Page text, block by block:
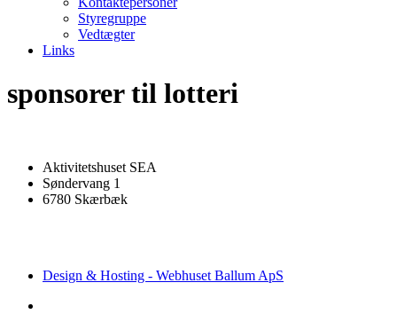
Styregruppe
Vedtægter
Links
sponsorer til lotteri
Aktivitetshuset SEA
Søndervang 1
6780 Skærbæk
Design & Hosting - Webhuset Ballum ApS